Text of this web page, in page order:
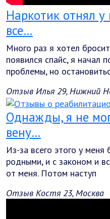
Наркотик отнял
все…
Много раз я хотел
появился спайс, я начал
проблемы, но
Отзыв Илья 29, Нижний
Однажды, я не
вену…
Из-за всего этого у
родными, и с законом и
от меня. Потом наступ
Отзыв Костя 23, Москва